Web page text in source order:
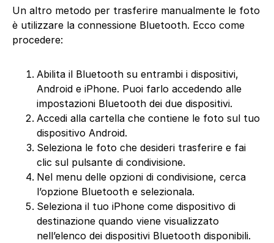
Un altro metodo per trasferire manualmente le foto
è utilizzare la connessione Bluetooth. Ecco come
procedere:
Abilita il Bluetooth su entrambi i dispositivi,
Android e iPhone. Puoi farlo accedendo alle
impostazioni Bluetooth dei due dispositivi.
Accedi alla cartella che contiene le foto sul tuo
dispositivo Android.
Seleziona le foto che desideri trasferire e fai
clic sul pulsante di condivisione.
Nel menu delle opzioni di condivisione, cerca
l’opzione Bluetooth e selezionala.
Seleziona il tuo iPhone come dispositivo di
destinazione quando viene visualizzato
nell’elenco dei dispositivi Bluetooth disponibili.